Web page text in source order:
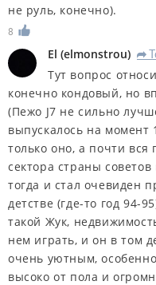
не руль, конечно).
8
El (elmonstrou) R
Тут вопрос
конечно кондовый, но
(Пежо J7 не сильно
выпускалось на момент
только оно, а почти
сектора страны
тогда и стал очевиден
детстве (где-то год 94-
такой Жук,
нем играть, и он в том
очень уютным,
высоко от пола и